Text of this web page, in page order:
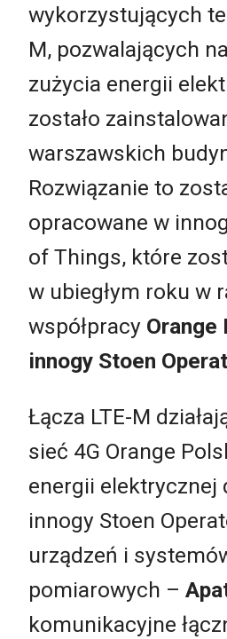
wykorzystujących
M, pozwalających
zużycia energii
zostało
warszawskich
Rozwiązanie to
opracowane w
of Things, które
w ubiegłym roku w
współpracy Orange
innogy Stoen
Łącza LTE-M
sieć 4G Orange
energii elektrycznej
innogy Stoen
urządzeń i
pomiarowych –
komunikacyjne